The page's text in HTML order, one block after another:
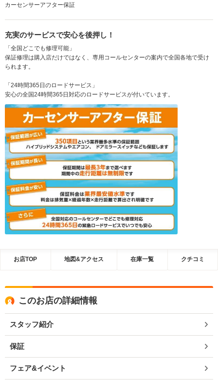
カーセンサーアフター保証
充実のサービスで安心を後押し！
「全国どこでも修理可能」
保証修理は購入店だけではなく、専用コールセンターの案内で全国各地で受け
られます。
「24時間365日のロードサービス」
安心の全国24時間365日対応のロードサービスが付いています。
お店TOP 地図&アクセス 在庫一覧 クチコミ
このお店の詳細情報
スタッフ紹介
保証
フェア&イベント